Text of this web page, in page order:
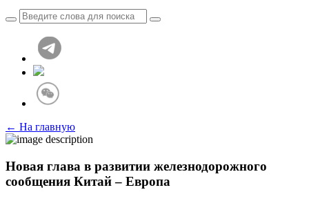
← На главную
Новая глава в развитии железнодорожного
сообщения Китай – Европа